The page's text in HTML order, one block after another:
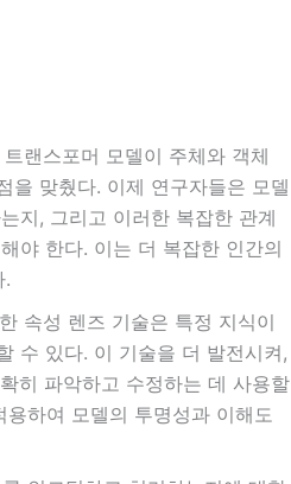
랜스포머 모델이 주체와 객체
을 맞췄다. 이제 연구자들은 모델
지, 그리고 이러한 복잡한 관계
야 한다. 이는 더 복잡한 인간의
.
속성 렌즈 기술은 특정 지식이
수 있다. 이 기술을 더 발전시켜,
히 파악하고 수정하는 데 사용할
하여 모델의 투명성과 이해도